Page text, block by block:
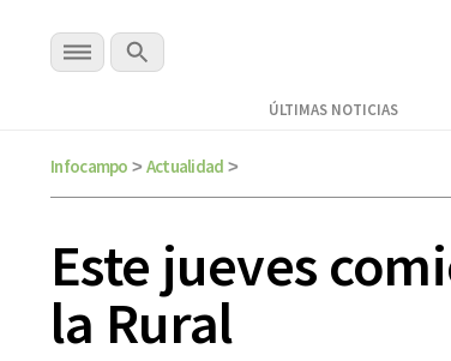
ÚLTIMAS NOTICIAS
Infocampo > Actualidad >
Este jueves
la Rural